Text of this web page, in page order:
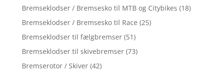
Bremseklodser / Bremsesko til MTB og Citybikes (18)
Bremseklodser / Bremsesko til Race (25)
Bremseklodser til fælgbremser (51)
Bremseklodser til skivebremser (73)
Bremserotor / Skiver (42)